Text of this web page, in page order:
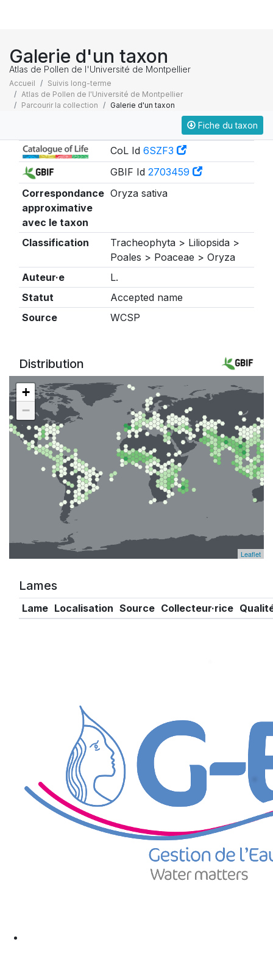
Galerie d'un taxon
Atlas de Pollen de l'Université de Montpellier
Accueil
Suivis long-terme
Atlas de Pollen de l'Université de Montpellier
Parcourir la collection
Galerie d'un taxon
Fiche du taxon
CoL Id 6SZF3
GBIF Id 2703459
Correspondance
approximative
avec le taxon
Oryza sativa
Classification
Tracheophyta > Liliopsida >
Poales > Poaceae > Oryza
Auteur·e
L.
Statut
Accepted name
Source
WCSP
Distribution
+
−
Leaflet
Lames
Lame Localisation Source Collecteur·rice